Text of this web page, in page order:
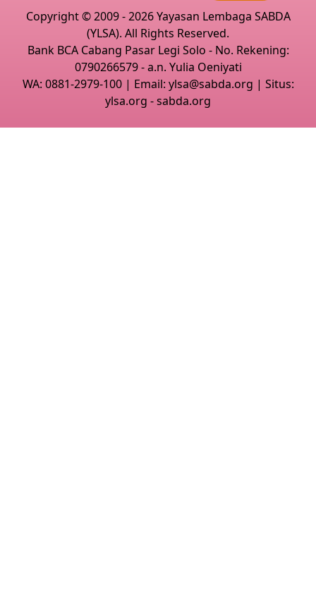
Copyright© 2009 -2026 Yayasan Lembaga SABDA
(YLSA). All Rights Reserved.
Bank BCA Cabang Pasar Legi Solo - No. Rekening:
0790266579 - a.n. Yulia Oeniyati
WA: 0881-2979-100| Email: ylsa@sabda.org | Situs:
ylsa.org -sabda.org